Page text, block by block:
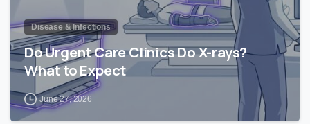
Disease & Infections
Do Urgent Care Clinics Do X-rays?
What to Expect
June 27, 2026